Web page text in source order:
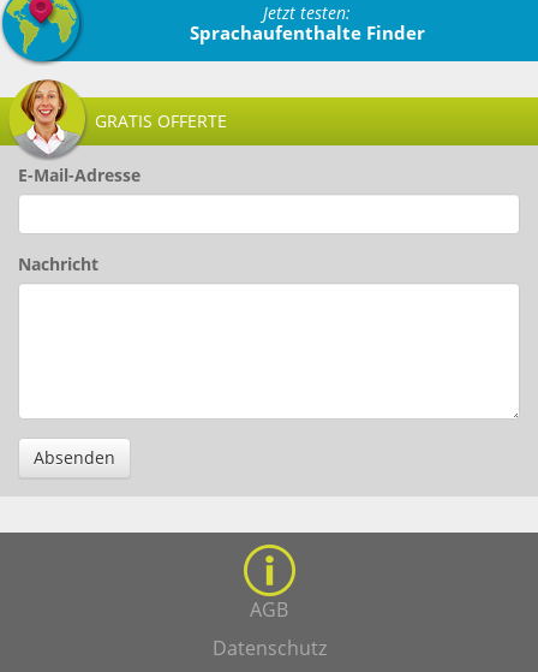
Jetzt testen:
Sprachaufenthalte Finder
GRATIS OFFERTE
E-Mail-Adresse
Nachricht
Absenden
AGB
Datenschutz